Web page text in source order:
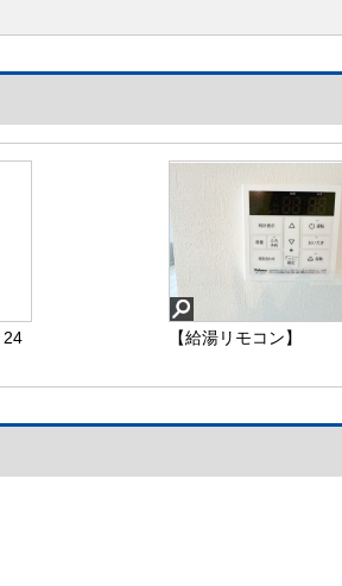
24
【給湯リモコン】